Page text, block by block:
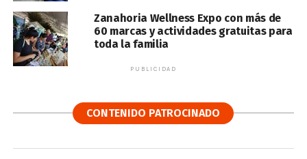
Zanahoria Wellness Expo con más de
60 marcas y actividades gratuitas para
toda la familia
PUBLICIDAD
CONTENIDO PATROCINADO